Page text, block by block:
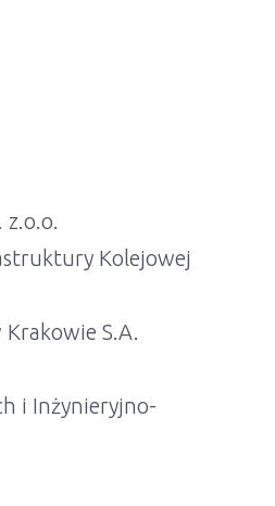
z.o.o.
Kolejowej
S.A.
i Inżynieryjno-